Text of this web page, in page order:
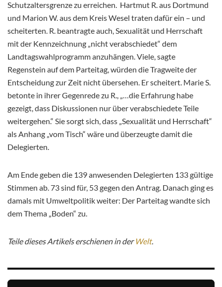
Schutzaltersgrenze zu erreichen. Hartmut R. aus Dortmund
und Marion W. aus dem Kreis Wesel traten dafür ein – und
scheiterten. R. beantragte auch, Sexualität und Herrschaft
mit der Kennzeichnung „nicht verabschiedet“ dem
Landtagswahlprogramm anzuhängen. Viele, sagte
Regenstein auf dem Parteitag, würden die Tragweite der
Entscheidung zur Zeit nicht übersehen. Er scheitert. Marie S.
betonte in ihrer Gegenrede zu R., „…die Erfahrung habe
gezeigt, dass Diskussionen nur über verabschiedete Teile
weitergehen.“ Sie sorgt sich, dass „Sexualität und Herrschaft“
als Anhang „vom Tisch“ wäre und überzeugte damit die
Delegierten.
Am Ende geben die 139 anwesenden Delegierten 133 gültige
Stimmen ab. 73 sind für, 53 gegen den Antrag. Danach ging es
damals mit Umweltpolitik weiter: Der Parteitag wandte sich
dem Thema „Boden“ zu.
Teile dieses Artikels erschienen in der Welt.